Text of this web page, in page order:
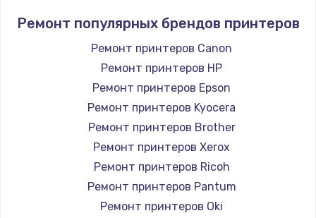
Заказать
Замена северного моста
2750 руб.
Заказать
Замена SSD
1345 руб.
Заказать
Ремонт популярных брендов принтеров
Ремонт принтеров Canon
Ремонт принтеров HP
Ремонт принтеров Epson
Ремонт принтеров Kyocera
Ремонт принтеров Brother
Ремонт принтеров Xerox
Ремонт принтеров Ricoh
Ремонт принтеров Pantum
Ремонт принтеров Oki